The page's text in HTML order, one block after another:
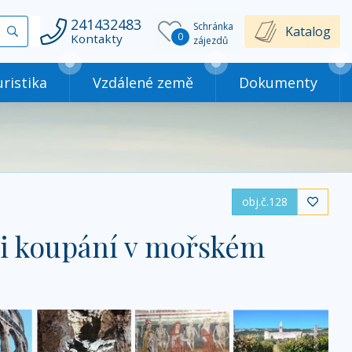
Vyhledat 241432483
Kontakty
Schránka
zájezdů
0 Katalog
Vzdálené země Dokumenty
obj.č.128 
v mořském